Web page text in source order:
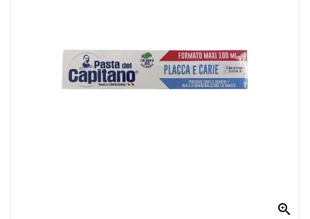
CONDIRE
DOLCIARIO
